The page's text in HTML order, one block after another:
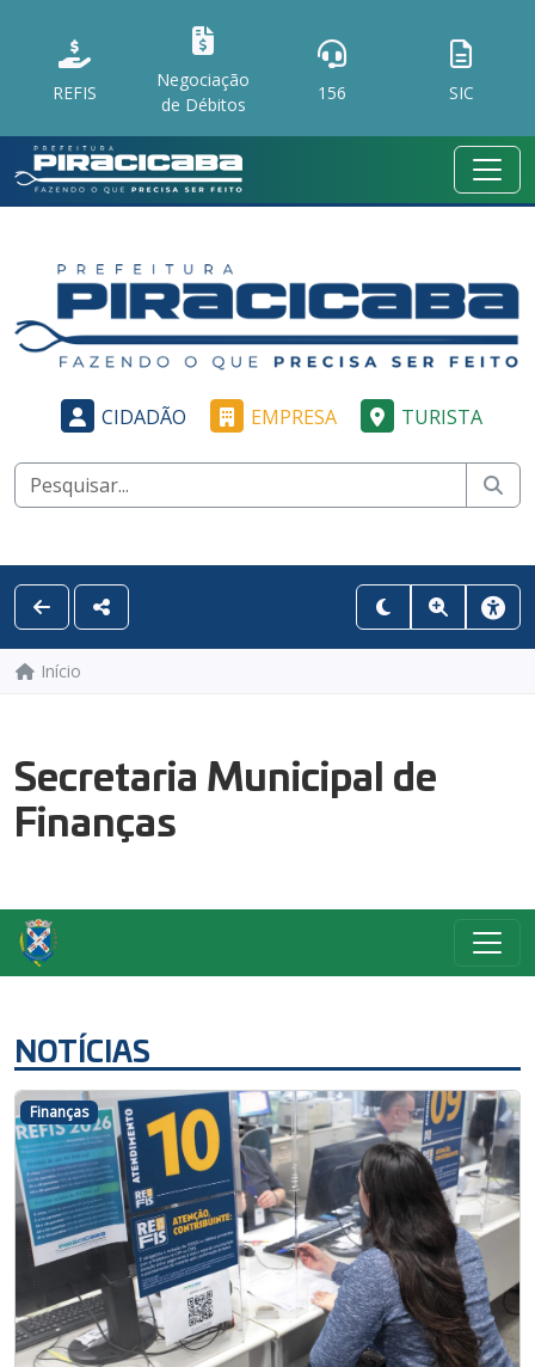
REFIS
Negociação
de Débitos
156 SIC
CIDADÃO EMPRESA TURISTA
Início
Secretaria Municipal de
Finanças
NOTÍCIAS
Finanças